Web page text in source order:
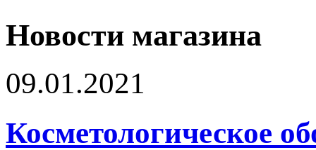
Новости магазина
09.01.2021
Косметологическое